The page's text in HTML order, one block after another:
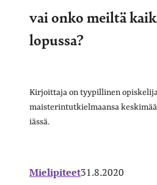
vai onko meiltä
lopussa?
Kirjoittaja on tyypillinen
maisterintutkielmaansa
iässä.
Mielipiteet31.8.2020